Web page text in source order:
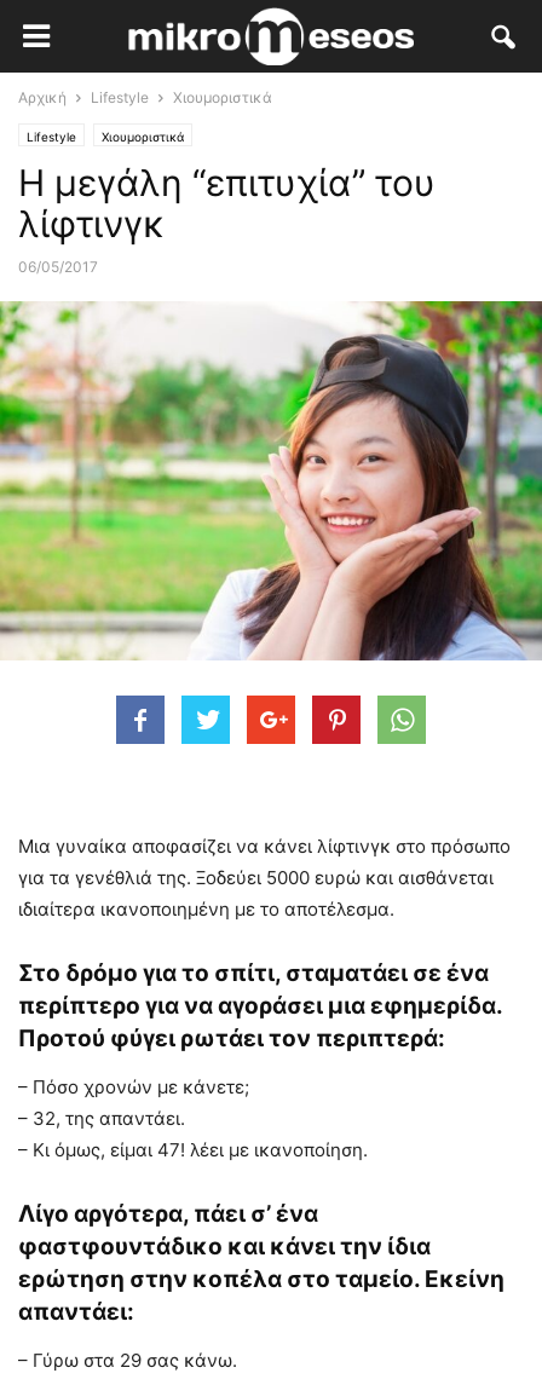
Αρχική Lifestyle Χιουμοριστικά
Lifestyle Χιουμοριστικά
Η μεγάλη “επιτυχία” του
λίφτινγκ
06/05/2017
Μια γυναίκα αποφασίζει να κάνει λίφτινγκ στο πρόσωπο
για τα γενέθλιά της. Ξοδεύει 5000 ευρώ και αισθάνεται
ιδιαίτερα ικανοποιημένη με το αποτέλεσμα.
Στο δρόμο για το σπίτι, σταματάει σε ένα
περίπτερο για να αγοράσει μια εφημερίδα.
Προτού φύγει ρωτάει τον περιπτερά:
– Πόσο χρονών με κάνετε;
– 32, της απαντάει.
– Κι όμως, είμαι 47! λέει με ικανοποίηση.
Λίγο αργότερα, πάει σ’ ένα
φαστφουντάδικο και κάνει την ίδια
ερώτηση στην κοπέλα στο ταμείο. Εκείνη
απαντάει:
– Γύρω στα 29 σας κάνω.